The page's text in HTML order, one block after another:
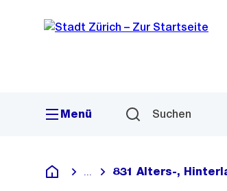
Navigation
Sprunglink
Menü Suchen
Deutsch
Blende alle Breadcrumbs ein
831 Alters-,